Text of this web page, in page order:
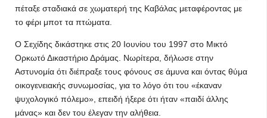
πέταξε σταδιακά σε χωματερή της Καβάλας μεταφέροντας με
το φέρι μποτ τα πτώματα.
Ο Σεχίδης δικάστηκε στις 20 Ιουνίου του 1997 στο Μικτό
Ορκωτό Δικαστήριο Δράμας. Νωρίτερα, δήλωσε στην
Αστυνομία ότι διέπραξε τους φόνους σε άμυνα και όντας θύμα
οικογενειακής συνωμοσίας, για το λόγο ότι του «έκαναν
ψυχολογικό πόλεμο», επειδή ήξερε ότι ήταν «παιδί άλλης
μάνας» και δεν του έλεγαν την αλήθεια.